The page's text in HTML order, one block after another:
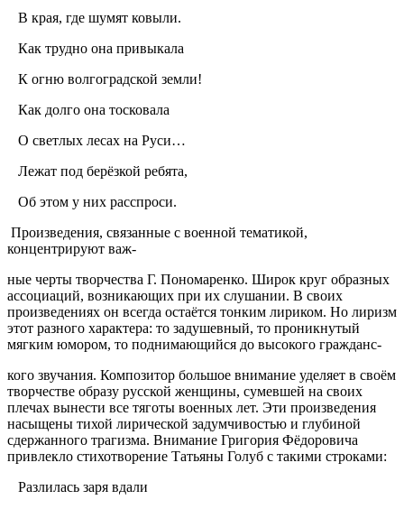
В края, где шумят ковыли.
Как трудно она привыкала
К огню волгоградской земли!
Как долго она тосковала
О светлых лесах на Руси…
Лежат под берёзкой ребята,
Об этом у них расспроси.
Произведения, связанные с военной тематикой,
концентрируют важ-
ные черты творчества Г. Пономаренко. Широк круг образных
ассоциаций, возникающих при их слушании. В своих
произведениях он всегда остаётся тонким лириком. Но лиризм
этот разного характера: то задушевный, то проникнутый
мягким юмором, то поднимающийся до высокого гражданс-
кого звучания. Композитор большое внимание уделяет в своём
творчестве образу русской женщины, сумевшей на своих
плечах вынести все тяготы военных лет. Эти произведения
насыщены тихой лирической задумчивостью и глубиной
сдержанного трагизма. Внимание Григория Фёдоровича
привлекло стихотворение Татьяны Голуб с такими строками:
Разлилась заря вдали